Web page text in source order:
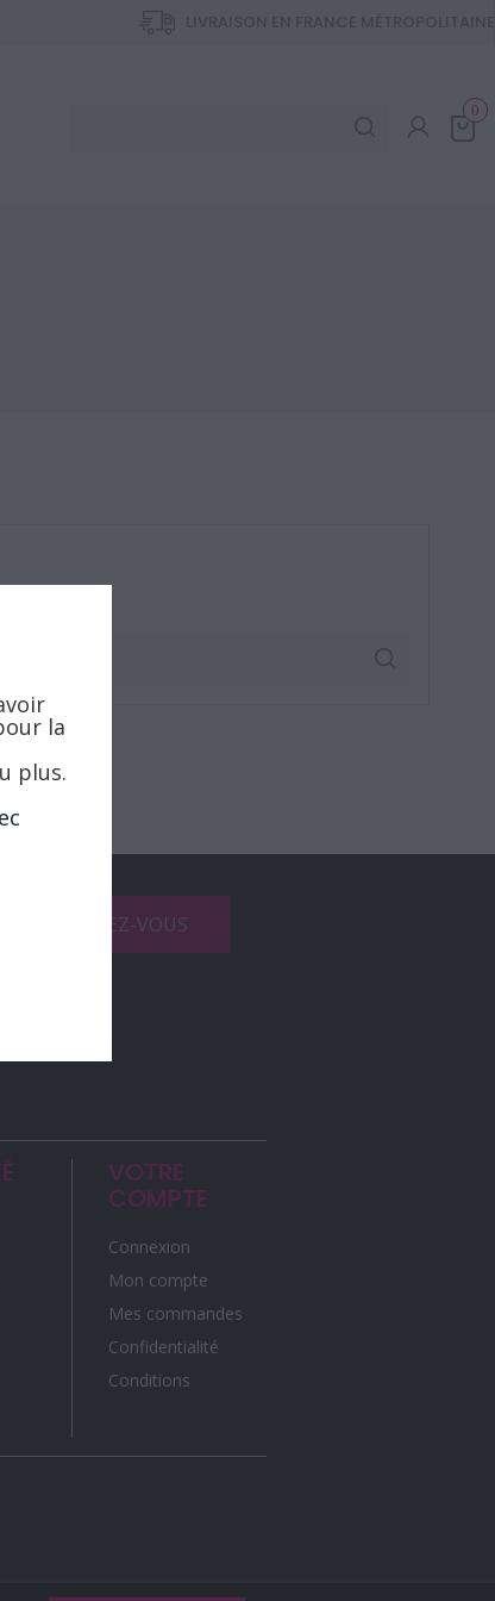
0
VOTRE
COMPTE
Connexion
Mon compte
Mes commandes
Confidentialité
Conditions
la
plus.